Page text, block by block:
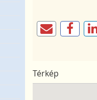
Térkép